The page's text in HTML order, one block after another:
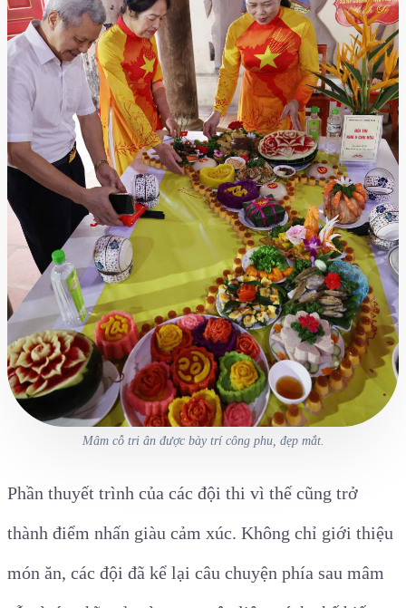
Mâm cỗ tri ân được bày trí công phu, đẹp mắt.
Phần thuyết trình của các đội thi vì thế cũng trở
thành điểm nhấn giàu cảm xúc. Không chỉ giới thiệu
món ăn, các đội đã kể lại câu chuyện phía sau mâm